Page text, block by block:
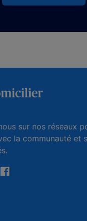
sur nos réseaux
la communauté et